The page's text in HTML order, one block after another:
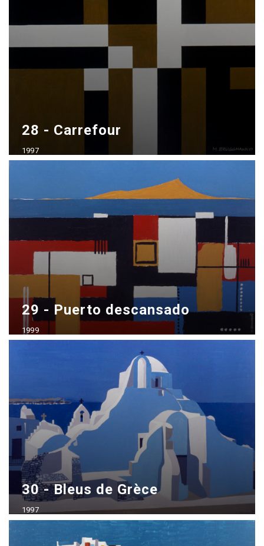
28 - Carrefour
1997
29 - Puerto descansado
1999
30 - Bleus de Grèce
1997
Acrílico sobre madera
50x70 cm - vendido